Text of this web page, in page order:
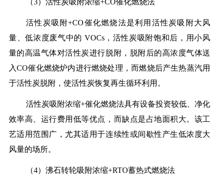
（3）活性炭吸附浓缩+CO催化燃烧法
活性炭吸附+CO催化燃烧法是利用活性炭吸附大风
量、低浓度废气中的 VOCs，活性炭吸附饱和后，用小风
量的高温气体对活性炭进行脱附，脱附后的高浓度气体送
入CO催化燃烧炉内进行燃烧处理，而燃烧后产生热蒸汽用
于活性炭脱附，使活性炭恢复再生循环利用。
活性炭吸附浓缩+催化燃烧法具有设备投资较低、净化
效率高、运行费用低等优点，而缺点是占地面积大。该工
艺适用范围广，尤其适用于连续性或间歇性产生低浓度大
风量的场所。
（4）沸石转轮吸附浓缩+RTO蓄热式燃烧法